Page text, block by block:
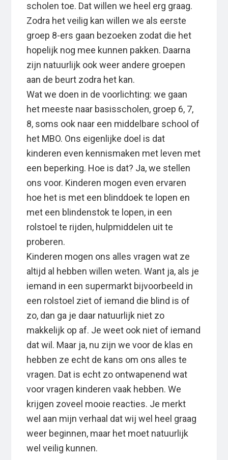
scholen toe. Dat willen we heel erg graag.
Zodra het veilig kan willen we als eerste
groep 8-ers gaan bezoeken zodat die het
hopelijk nog mee kunnen pakken. Daarna
zijn natuurlijk ook weer andere groepen
aan de beurt zodra het kan.
Wat we doen in de voorlichting: we gaan
het meeste naar basisscholen, groep 6, 7,
8, soms ook naar een middelbare school of
het MBO. Ons eigenlijke doel is dat
kinderen even kennismaken met leven met
een beperking. Hoe is dat? Ja, we stellen
ons voor. Kinderen mogen even ervaren
hoe het is met een blinddoek te lopen en
met een blindenstok te lopen, in een
rolstoel te rijden, hulpmiddelen uit te
proberen.
Kinderen mogen ons alles vragen wat ze
altijd al hebben willen weten. Want ja, als je
iemand in een supermarkt bijvoorbeeld in
een rolstoel ziet of iemand die blind is of
zo, dan ga je daar natuurlijk niet zo
makkelijk op af. Je weet ook niet of iemand
dat wil. Maar ja, nu zijn we voor de klas en
hebben ze echt de kans om ons alles te
vragen. Dat is echt zo ontwapenend wat
voor vragen kinderen vaak hebben. We
krijgen zoveel mooie reacties. Je merkt
wel aan mijn verhaal dat wij wel heel graag
weer beginnen, maar het moet natuurlijk
wel veilig kunnen.